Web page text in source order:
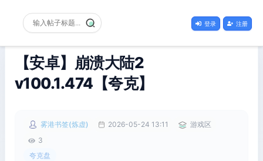
登录 注册
【安卓】崩溃大陆2
v100.1.474【夸克】
雾港书签(炼虚) 2026-05-24 13:11
游戏区
3
夸克盘